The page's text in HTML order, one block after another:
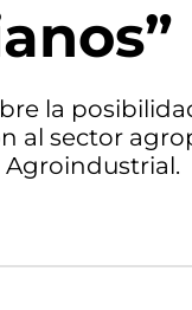
la
al sector